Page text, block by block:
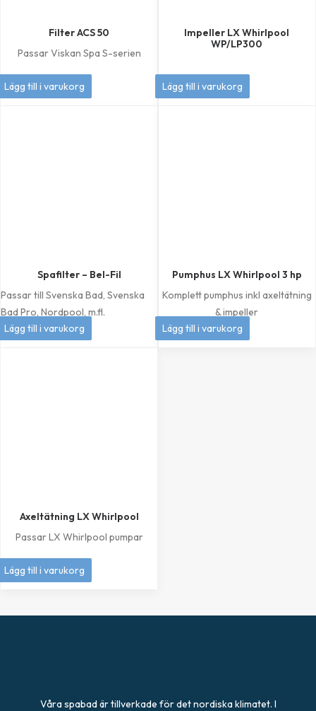
Filter ACS 50
Passar Viskan Spa S-serien
449kr
Lägg till i varukorg
Impeller LX Whirlpool
WP/LP300
349kr
Lägg till i varukorg
Spafilter – Bel-Fil
Passar till Svenska Bad, Svenska
Bad Pro, Nordpool, m.fl.
399kr
Lägg till i varukorg
Pumphus LX Whirlpool 3 hp
Komplett pumphus inkl axeltätning
& impeller
1 049kr
Lägg till i varukorg
Axeltätning LX Whirlpool
Passar LX Whirlpool pumpar
249kr
Lägg till i varukorg
Våra spabad är tillverkade för det nordiska klimatet. I